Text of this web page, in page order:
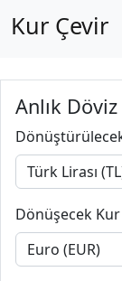
Kur Çevir
Anlık
Dönüşecek Kur